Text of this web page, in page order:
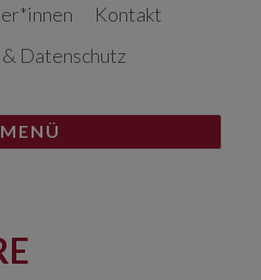
Kontakt
& Datenschutz
MENÜ